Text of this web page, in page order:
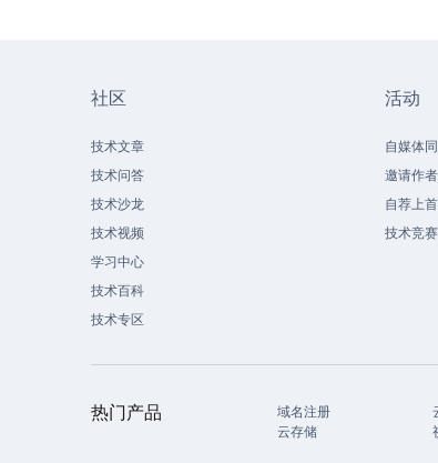
社区
技术文章
技术问答
技术沙龙
技术视频
学习中心
技术百科
技术专区
活动
自媒体
邀请作
自荐上
技术竞赛
热门产品 域名注册
云存储